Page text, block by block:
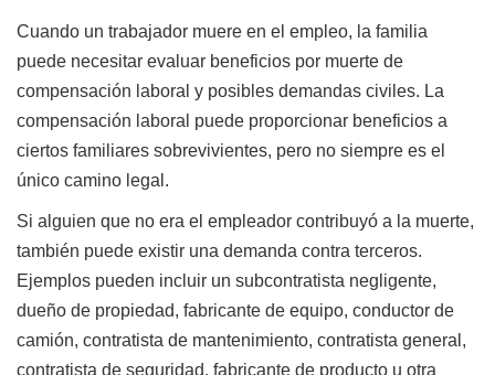
Cuando un trabajador muere en el empleo, la familia
puede necesitar evaluar beneficios por muerte de
compensación laboral y posibles demandas civiles. La
compensación laboral puede proporcionar beneficios a
ciertos familiares sobrevivientes, pero no siempre es el
único camino legal.
Si alguien que no era el empleador contribuyó a la muerte,
también puede existir una demanda contra terceros.
Ejemplos pueden incluir un subcontratista negligente,
dueño de propiedad, fabricante de equipo, conductor de
camión, contratista de mantenimiento, contratista general,
contratista de seguridad, fabricante de producto u otra